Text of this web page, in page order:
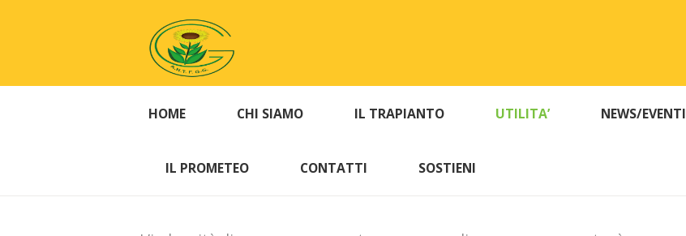
HOME CHI SIAMO IL TRAPIANTO UTILITA’ NEWS/EVENTI
IL PROMETEO CONTATTI SOSTIENI